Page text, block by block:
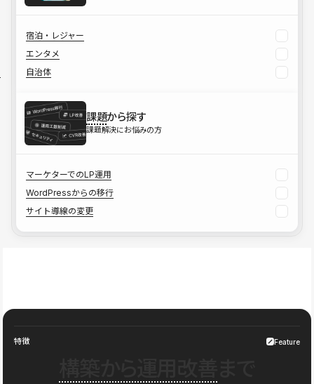
宿泊・レジャー
エンタメ
自治体
課題から探す
課題解決にお悩みの方
マーケターでのLP運用
WordPressからの移行
サイト導線の変更
特徴 Feature